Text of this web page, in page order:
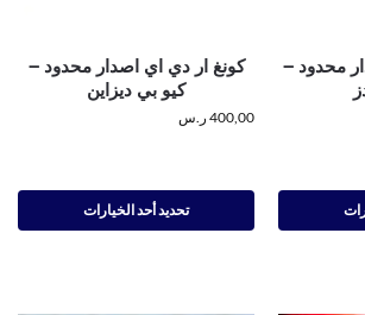
محدود –
كونغ ار دي اي اصدار محدود –
كيو بي ديزاين
400,00 ر.س
تحديد أحد الخيارات